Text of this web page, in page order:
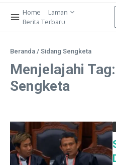
Home
Laman
Berita Terbaru
Beranda / Sidang Sengketa
Menjelajahi
Sengketa